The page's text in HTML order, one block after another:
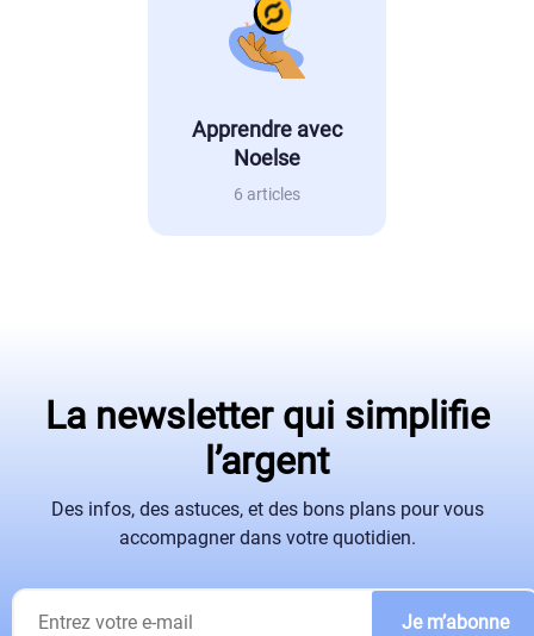
Apprendre avec
Noelse
6 articles
La newsletter qui simplifie
l’argent
Des infos, des astuces, et des bons plans pour vous
accompagner dans votre quotidien.
Je m’abonne